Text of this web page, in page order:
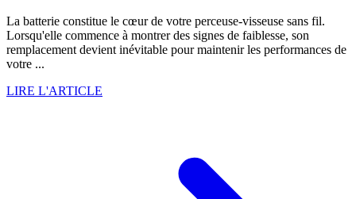
La batterie constitue le cœur de votre perceuse-visseuse sans fil.
Lorsqu'elle commence à montrer des signes de faiblesse, son
remplacement devient inévitable pour maintenir les performances de
votre ...
LIRE L'ARTICLE